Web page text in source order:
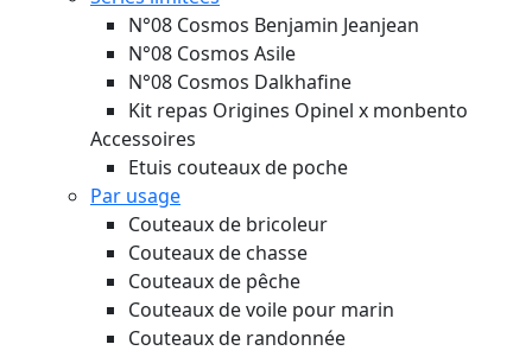
N°08 Cosmos Benjamin Jeanjean
N°08 Cosmos Asile
N°08 Cosmos Dalkhafine
Kit repas Origines Opinel x monbento
Accessoires
Etuis couteaux de poche
Par usage
Couteaux de bricoleur
Couteaux de chasse
Couteaux de pêche
Couteaux de voile pour marin
Couteaux de randonnée